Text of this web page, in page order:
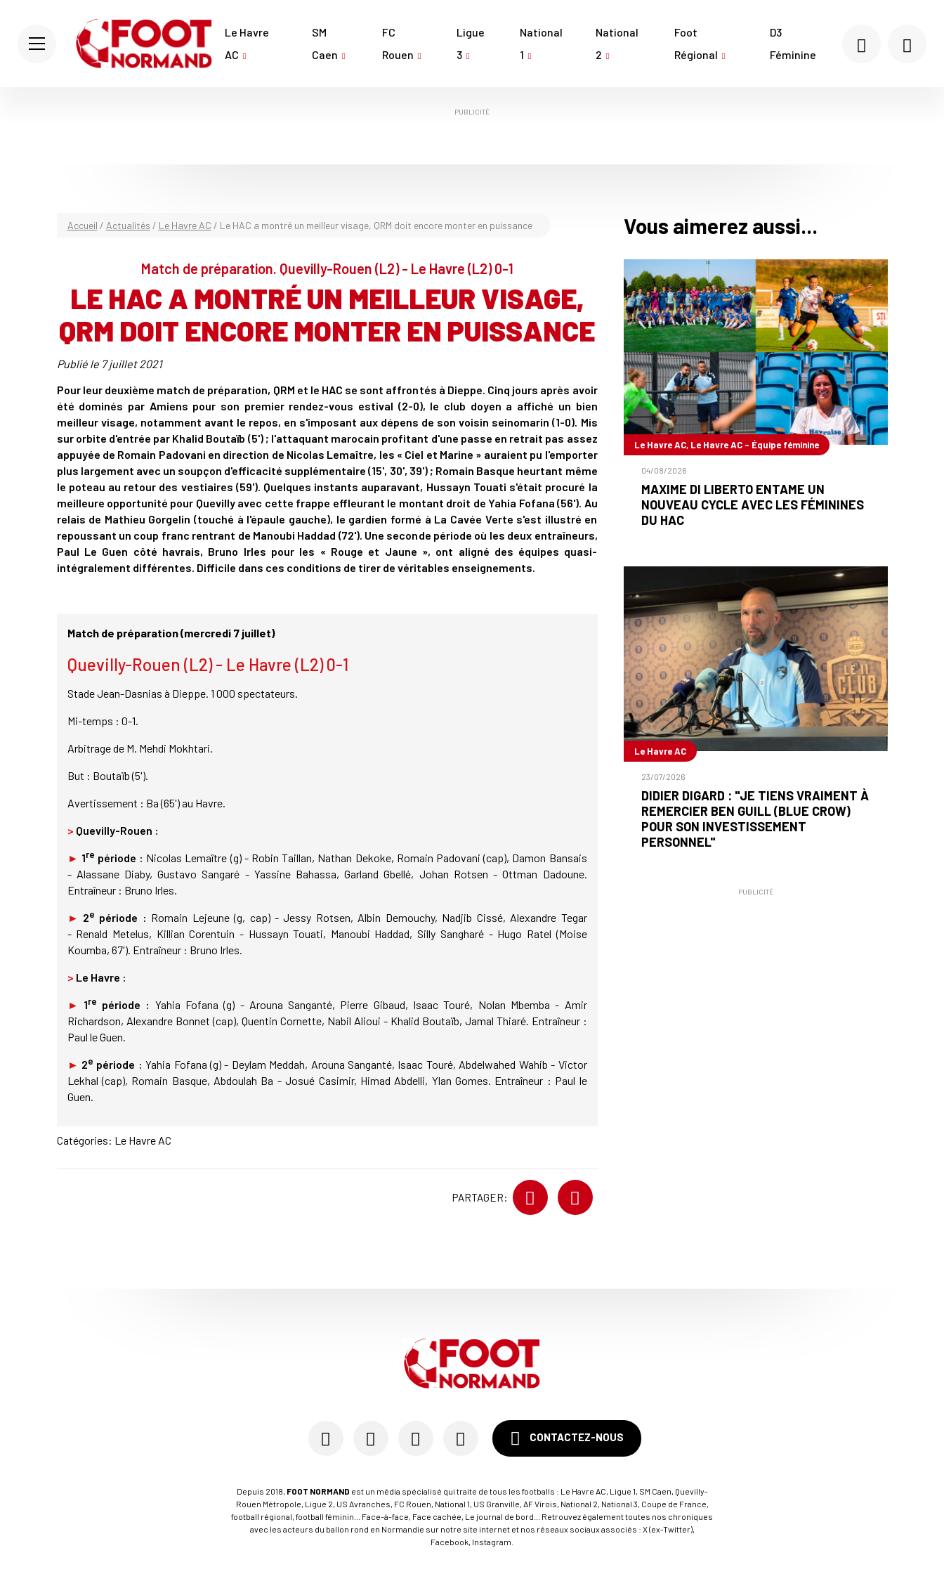
Le Havre
AC
SM
Caen
FC
Rouen
Ligue
3
National
1
National
2
Foot
Régional
D3
Féminine
PUBLICITÉ
Accueil / Actualités / Le Havre AC / Le HAC a montré un meilleur visage, QRM doit encore monter en puissance
Match de préparation. Quevilly-Rouen (L2) - Le Havre (L2) 0-1
LE HAC A MONTRÉ UN MEILLEUR VISAGE,
QRM DOIT ENCORE MONTER EN PUISSANCE
Publié le 7 juillet 2021
Pour leur deuxième match de préparation, QRM et le HAC se sont affrontés à Dieppe. Cinq jours après avoir
été dominés par Amiens pour son premier rendez-vous estival (2-0), le club doyen a affiché un bien
meilleur visage, notamment avant le repos, en s'imposant aux dépens de son voisin seinomarin (1-0). Mis
sur orbite d'entrée par Khalid Boutaïb (5') ; l'attaquant marocain profitant d'une passe en retrait pas assez
appuyée de Romain Padovani en direction de Nicolas Lemaître, les « Ciel et Marine » auraient pu l'emporter
plus largement avec un soupçon d'efficacité supplémentaire (15', 30', 39') ; Romain Basque heurtant même
le poteau au retour des vestiaires (59'). Quelques instants auparavant, Hussayn Touati s'était procuré la
meilleure opportunité pour Quevilly avec cette frappe effleurant le montant droit de Yahia Fofana (56'). Au
relais de Mathieu Gorgelin (touché à l'épaule gauche), le gardien formé à La Cavée Verte s'est illustré en
repoussant un coup franc rentrant de Manoubi Haddad (72'). Une seconde période où les deux entraîneurs,
Paul Le Guen côté havrais, Bruno Irles pour les « Rouge et Jaune », ont aligné des équipes quasi-
intégralement différentes. Difficile dans ces conditions de tirer de véritables enseignements.
Match de préparation (mercredi 7 juillet)
Quevilly-Rouen (L2) - Le Havre (L2) 0-1
Stade Jean-Dasnias à Dieppe. 1 000 spectateurs.
Mi-temps : 0-1.
Arbitrage de M. Mehdi Mokhtari.
But : Boutaïb (5').
Avertissement : Ba (65') au Havre.
> Quevilly-Rouen :
► 1re période : Nicolas Lemaître (g) - Robin Taillan, Nathan Dekoke, Romain Padovani (cap), Damon Bansais
- Alassane Diaby, Gustavo Sangaré - Yassine Bahassa, Garland Gbellé, Johan Rotsen - Ottman Dadoune.
Entraîneur : Bruno Irles.
► 2e période : Romain Lejeune (g, cap) - Jessy Rotsen, Albin Demouchy, Nadjib Cissé, Alexandre Tegar
- Renald Metelus, Killian Corentuin - Hussayn Touati, Manoubi Haddad, Silly Sangharé - Hugo Ratel (Moise
Koumba, 67'). Entraîneur : Bruno Irles.
> Le Havre :
► 1re période : Yahia Fofana (g) - Arouna Sanganté, Pierre Gibaud, Isaac Touré, Nolan Mbemba - Amir
Richardson, Alexandre Bonnet (cap), Quentin Cornette, Nabil Alioui - Khalid Boutaïb, Jamal Thiaré. Entraîneur :
Paul le Guen.
► 2e période : Yahia Fofana (g) - Deylam Meddah, Arouna Sanganté, Isaac Touré, Abdelwahed Wahib - Victor
Lekhal (cap), Romain Basque, Abdoulah Ba - Josué Casimir, Himad Abdelli, Ylan Gomes. Entraîneur : Paul le
Guen.
Catégories: Le Havre AC
PARTAGER:
Vous aimerez aussi...
Le Havre AC, Le Havre AC - Équipe féminine
04/08/2026
MAXIME DI LIBERTO ENTAME UN
NOUVEAU CYCLE AVEC LES FÉMININES
DU HAC
Le Havre AC
23/07/2026
DIDIER DIGARD : "JE TIENS VRAIMENT À
REMERCIER BEN GUILL (BLUE CROW)
POUR SON INVESTISSEMENT
PERSONNEL"
PUBLICITÉ
CONTACTEZ-NOUS
Depuis 2018, FOOT NORMAND est un média spécialisé qui traite de tous les footballs : Le Havre AC, Ligue 1, SM Caen, Quevilly-
Rouen Métropole, Ligue 2, US Avranches, FC Rouen, National 1, US Granville, AF Virois, National 2, National 3, Coupe de France,
football régional, football féminin... Face-à-face, Face cachée, Le journal de bord... Retrouvez également toutes nos chroniques
avec les acteurs du ballon rond en Normandie sur notre site internet et nos réseaux sociaux associés : X (ex-Twitter),
Facebook, Instagram.